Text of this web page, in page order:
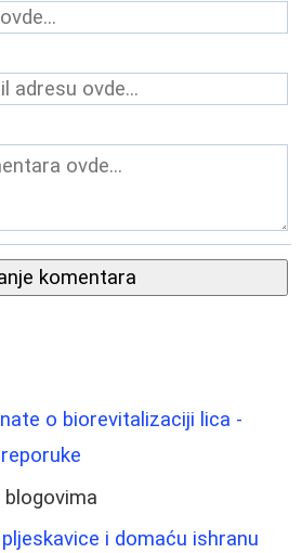
komentara
o biorevitalizaciji lica -
i domaću ishranu